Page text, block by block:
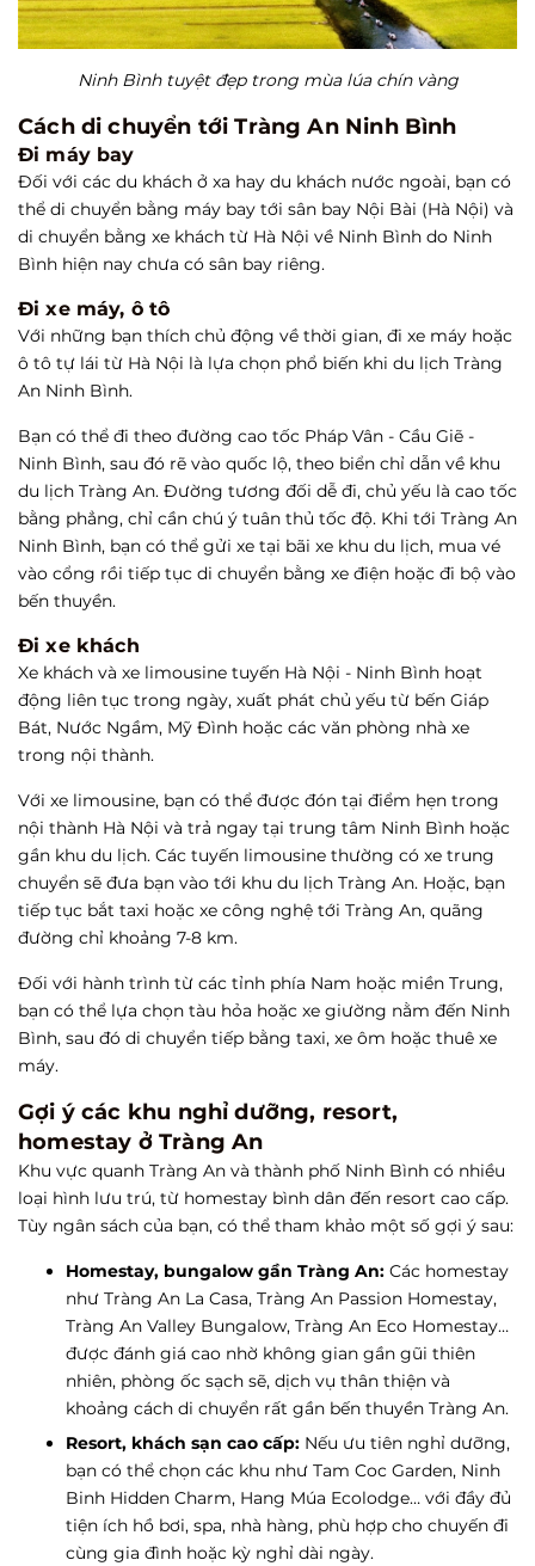
Ninh Bình tuyệt đẹp trong mùa lúa chín vàng
Cách di chuyển tới Tràng An Ninh Bình
Đi máy bay
Đối với các du khách ở xa hay du khách nước ngoài, bạn có
thể di chuyển bằng máy bay tới sân bay Nội Bài (Hà Nội) và
di chuyển bằng xe khách từ Hà Nội về Ninh Bình do Ninh
Bình hiện nay chưa có sân bay riêng.
Đi xe máy, ô tô
Với những bạn thích chủ động về thời gian, đi xe máy hoặc
ô tô tự lái từ Hà Nội là lựa chọn phổ biến khi du lịch Tràng
An Ninh Bình.
Bạn có thể đi theo đường cao tốc Pháp Vân - Cầu Giẽ -
Ninh Bình, sau đó rẽ vào quốc lộ, theo biển chỉ dẫn về khu
du lịch Tràng An. Đường tương đối dễ đi, chủ yếu là cao tốc
bằng phẳng, chỉ cần chú ý tuân thủ tốc độ. Khi tới Tràng An
Ninh Bình, bạn có thể gửi xe tại bãi xe khu du lịch, mua vé
vào cổng rồi tiếp tục di chuyển bằng xe điện hoặc đi bộ vào
bến thuyền.
Đi xe khách
Xe khách và xe limousine tuyến Hà Nội - Ninh Bình hoạt
động liên tục trong ngày, xuất phát chủ yếu từ bến Giáp
Bát, Nước Ngầm, Mỹ Đình hoặc các văn phòng nhà xe
trong nội thành.
Với xe limousine, bạn có thể được đón tại điểm hẹn trong
nội thành Hà Nội và trả ngay tại trung tâm Ninh Bình hoặc
gần khu du lịch. Các tuyến limousine thường có xe trung
chuyển sẽ đưa bạn vào tới khu du lịch Tràng An. Hoặc, bạn
tiếp tục bắt taxi hoặc xe công nghệ tới Tràng An, quãng
đường chỉ khoảng 7-8 km.
Đối với hành trình từ các tỉnh phía Nam hoặc miền Trung,
bạn có thể lựa chọn tàu hỏa hoặc xe giường nằm đến Ninh
Bình, sau đó di chuyển tiếp bằng taxi, xe ôm hoặc thuê xe
máy.
Gợi ý các khu nghỉ dưỡng, resort,
homestay ở Tràng An
Khu vực quanh Tràng An và thành phố Ninh Bình có nhiều
loại hình lưu trú, từ homestay bình dân đến resort cao cấp.
Tùy ngân sách của bạn, có thể tham khảo một số gợi ý sau:
Homestay, bungalow gần Tràng An: Các homestay
như Tràng An La Casa, Tràng An Passion Homestay,
Tràng An Valley Bungalow, Tràng An Eco Homestay…
được đánh giá cao nhờ không gian gần gũi thiên
nhiên, phòng ốc sạch sẽ, dịch vụ thân thiện và
khoảng cách di chuyển rất gần bến thuyền Tràng An.
Resort, khách sạn cao cấp: Nếu ưu tiên nghỉ dưỡng,
bạn có thể chọn các khu như Tam Coc Garden, Ninh
Binh Hidden Charm, Hang Múa Ecolodge… với đầy đủ
tiện ích hồ bơi, spa, nhà hàng, phù hợp cho chuyến đi
cùng gia đình hoặc kỳ nghỉ dài ngày.